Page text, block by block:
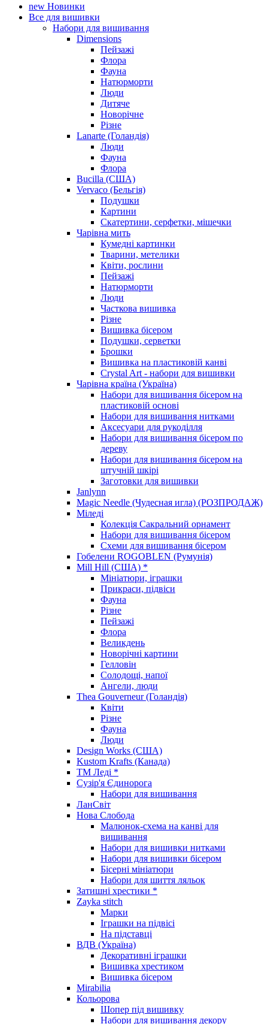
new Новинки
Все для вишивки
Набори для вишивання
Dimensions
Пейзажі
Флора
Фауна
Натюрморти
Люди
Дитяче
Новорічне
Різне
Lanarte (Голандія)
Люди
Фауна
Флора
Bucilla (США)
Vervaco (Бельгія)
Подушки
Картини
Скатертини, серфетки, мішечки
Чарiвна мить
Кумедні картинки
Тварини, метелики
Квіти, рослини
Пейзажі
Натюрморти
Люди
Часткова вишивка
Різне
Вишивка бісером
Подушки, серветки
Брошки
Вишивка на пластиковій канві
Crystal Art - набори для вишивки
Чарівна країна (Україна)
Набори для вишивання бісером на
пластиковій основі
Набори для вишивання нитками
Аксесуари для рукоділля
Набори для вишивання бісером по
дереву
Набори для вишивання бісером на
штучній шкірі
Заготовки для вишивки
Janlynn
Magic Needle (Чудесная игла) (РОЗПРОДАЖ)
Міледі
Колекція Сакральний орнамент
Набори для вишивання бісером
Схеми для вишивання бісером
Гобелени ROGOBLEN (Румунія)
Mill Hill (США) *
Мініатюри, іграшки
Прикраси, підвіси
Фауна
Різне
Пейзажі
Флора
Великдень
Новорічні картини
Гелловін
Солодощі, напої
Ангели, люди
Thea Gouverneur (Голандія)
Квіти
Різне
Фауна
Люди
Design Works (США)
Kustom Krafts (Канада)
ТМ Леді *
Сузір'я Єдинорога
Набори для вишивання
ЛанСвіт
Нова Слобода
Малюнок-схема на канві для
вишивання
Набори для вишивки нитками
Набори для вишивки бісером
Бісерні мініатюри
Набори для шиття ляльок
Затишні хрестики *
Zayka stitch
Марки
Іграшки на підвісі
На підставці
ВДВ (Україна)
Декоративні іграшки
Вишивка хрестиком
Вишивка бісером
Mirabilia
Кольорова
Шопер під вишивку
Набори для вишивання декору